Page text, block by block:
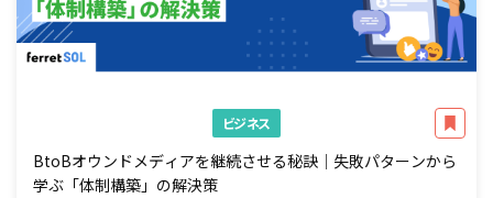
ビジネス
BtoBオウンドメディアを継続させる秘訣｜失敗パターンから
学ぶ「体制構築」の解決策